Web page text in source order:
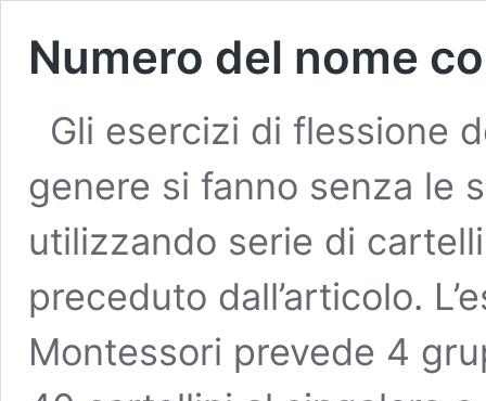
Numero del nome
Gli esercizi di flessione
genere si fanno senza le
utilizzando serie di
preceduto dall’articolo.
Montessori prevede 4